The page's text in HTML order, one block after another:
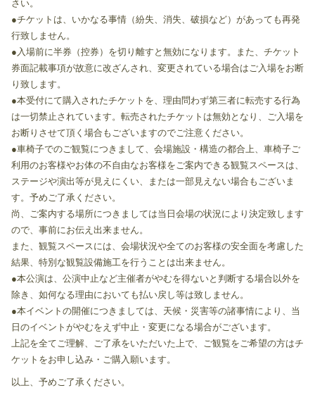
さい。
●チケットは、いかなる事情（紛失、消失、破損など）があっても再発
行致しません。
●入場前に半券（控券）を切り離すと無効になります。また、チケット
券面記載事項が故意に改ざんされ、変更されている場合はご入場をお断
り致します。
●本受付にて購入されたチケットを、理由問わず第三者に転売する行為
は一切禁止されています。転売されたチケットは無効となり、ご入場を
お断りさせて頂く場合もございますのでご注意ください。
●車椅子でのご観覧につきまして、会場施設・構造の都合上、車椅子ご
利用のお客様やお体の不自由なお客様をご案内できる観覧スペースは、
ステージや演出等が見えにくい、または一部見えない場合もございま
す。予めご了承ください。
尚、ご案内する場所につきましては当日会場の状況により決定致します
ので、事前にお伝え出来ません。
また、観覧スペースには、会場状況や全てのお客様の安全面を考慮した
結果、特別な観覧設備施工を行うことは出来ません。
●本公演は、公演中止など主催者がやむを得ないと判断する場合以外を
除き、如何なる理由においても払い戻し等は致しません。
●本イベントの開催につきましては、天候・災害等の諸事情により、当
日のイベントがやむをえず中止・変更になる場合がございます。
上記を全てご理解、ご了承をいただいた上で、ご観覧をご希望の方はチ
ケットをお申し込み・ご購入願います。
以上、予めご了承ください。